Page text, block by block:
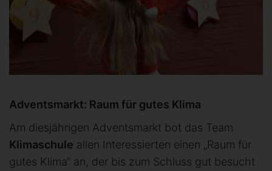
Adventsmarkt: Raum für gutes Klima
Am diesjährigen Adventsmarkt bot das Team
Klimaschule allen Interessierten einen „Raum für
gutes Klima“ an, der bis zum Schluss gut besucht